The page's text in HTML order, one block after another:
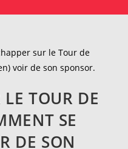
LE TOUR DE
SE
DE SON